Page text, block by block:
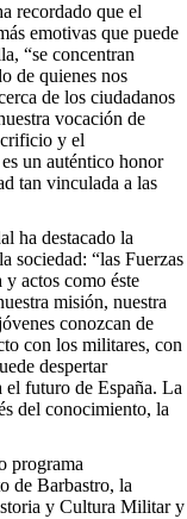
recordado que el
emotivas que puede
“se concentran
de quienes nos
de los ciudadanos
vocación de
y el
un auténtico honor
tan vinculada a las
ha destacado la
sociedad: “las Fuerzas
y actos como éste
misión, nuestra
conozcan de
con los militares, con
despertar
el futuro de España. La
del conocimiento, la
programa
de Barbastro, la
y Cultura Militar y